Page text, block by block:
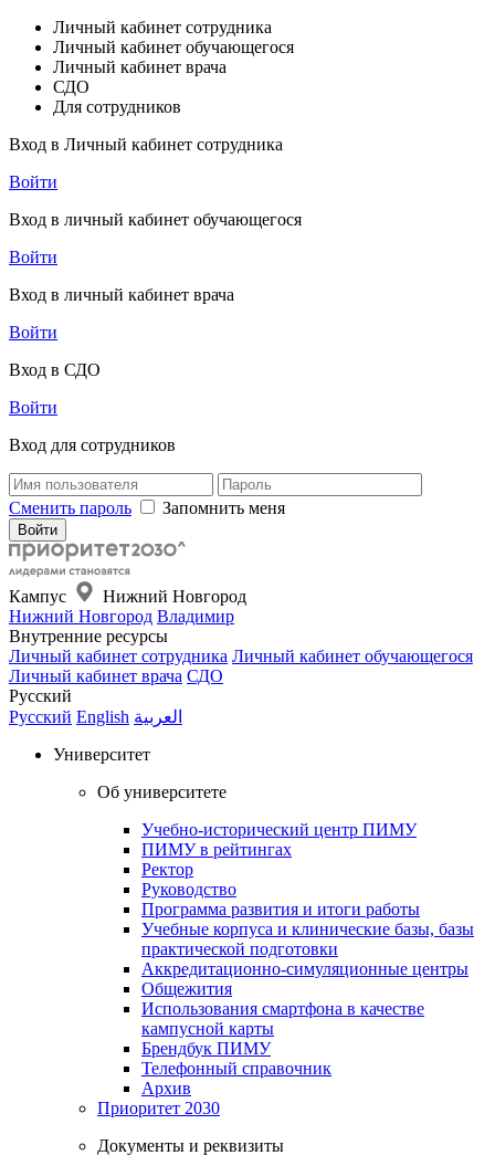
Личный кабинет сотрудника
Личный кабинет обучающегося
Личный кабинет врача
СДО
Для сотрудников
Вход в Личный кабинет сотрудника
Войти
Вход в личный кабинет обучающегося
Войти
Вход в личный кабинет врача
Войти
Вход в СДО
Войти
Вход для сотрудников
Сменить пароль Запомнить меня
Кампус
Нижний Новгород
Нижний Новгород Владимир
Внутренние ресурсы
Личный кабинет сотрудника Личный кабинет обучающегося
Личный кабинет врача СДО
Русский
Русский English العربية
Университет
Об университете
Учебно-исторический центр ПИМУ
ПИМУ в рейтингах
Ректор
Руководство
Программа развития и итоги работы
Учебные корпуса и клинические базы, базы
практической подготовки
Аккредитационно-симуляционные центры
Общежития
Использования смартфона в качестве
кампусной карты
Брендбук ПИМУ
Телефонный справочник
Архив
Приоритет 2030
Документы и реквизиты